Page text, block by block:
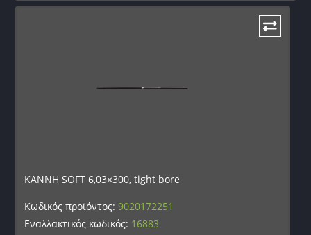
ΚΑΝΝΗ SOFT 6,03×300, tight bore
Κωδικός προϊόντος:9020172251
Εναλλακτικός κωδικός: 16883